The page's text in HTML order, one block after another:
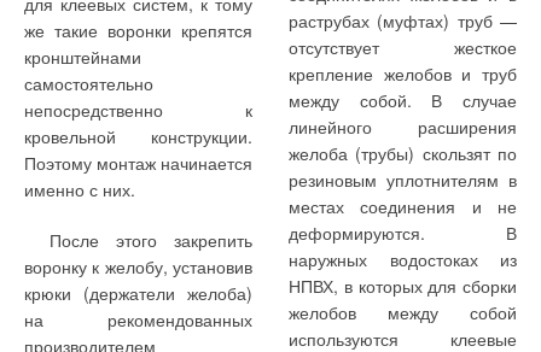
же такие воронки крепятся
кронштейнами
самостоятельно
непосредственно к
кровельной конструкции.
Поэтому монтаж начинается
именно с них.
После этого закрепить
воронку к желобу, установив
крюки (держатели желоба)
на рекомендованных
производителем
раструбах (муфтах) труб —
отсутствует жесткое
крепление желобов и труб
между собой. В случае
линейного расширения
желоба (трубы) скользят по
резиновым уплотнителям в
местах соединения и не
деформируются. В
наружных водостоках из
НПВХ, в которых для сборки
желобов между собой
используются клеевые